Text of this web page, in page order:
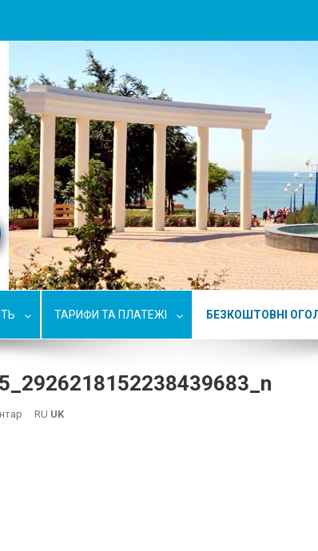
ТАРИФИ ТА ПЛАТЕЖІ БЕЗКОШТОВНІ
RU UK